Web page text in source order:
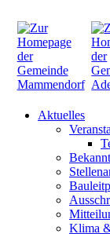
Aktuelles
Klima